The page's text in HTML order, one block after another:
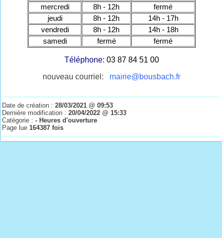
mercredi
8h - 12h
fermé
jeudi
8h - 12h
14h - 17h
vendredi
8h - 12h
14h - 18h
samedi
fermé fermé
Téléphone: 03 87 84 51 00
nouveau courriel: mairie@bousbach.fr
Date de création :28/03/2021 @ 09:53
Dernière modification :20/04/2022 @ 15:33
Catégorie :- Heures d'ouverture
Page lue 164387 fois